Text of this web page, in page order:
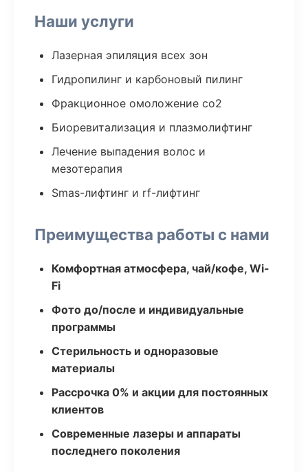
Наши услуги
Лазерная эпиляция всех зон
Гидропилинг и карбоновый пилинг
Фракционное омоложение co2
Биоревитализация и плазмолифтинг
Лечение выпадения волос и
мезотерапия
Smas-лифтинг и rf-лифтинг
Преимущества работы с нами
Комфортная атмосфера, чай/кофе, Wi-
Fi
Фото до/после и индивидуальные
программы
Стерильность и одноразовые
материалы
Рассрочка 0% и акции для постоянных
клиентов
Современные лазеры и аппараты
последнего поколения